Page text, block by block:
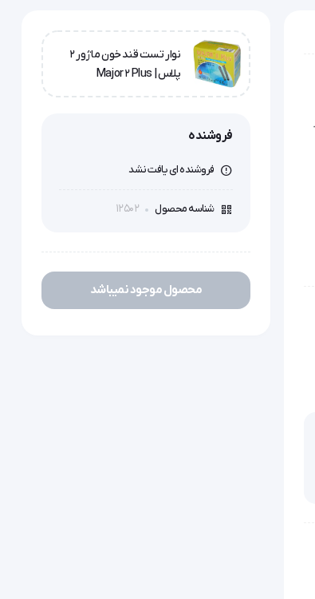
نوار تست قند خون ماژور 2
پلاس | Major 2 Plus
فروشنده
فروشنده ای یافت نشد
شناسه محصول 12502
محصول موجود نمیباشد